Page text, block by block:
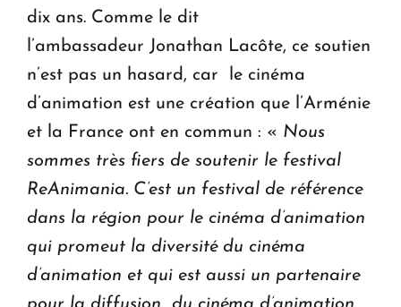
dix ans. Comme le dit
l’ambassadeur Jonathan Lacôte, ce soutien
n’est pas un hasard, car le cinéma
d’animation est une création que l’Arménie
et la France ont en commun : « Nous
sommes très fiers de soutenir le festival
ReAnimania. C’est un festival de référence
dans la région pour le cinéma d’animation
qui promeut la diversité du cinéma
d’animation et qui est aussi un partenaire